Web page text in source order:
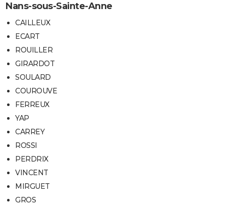
Nans-sous-Sainte-Anne
CAILLEUX
ECART
ROUILLER
GIRARDOT
SOULARD
COUROUVE
FERREUX
YAP
CARREY
ROSSI
PERDRIX
VINCENT
MIRGUET
GROS